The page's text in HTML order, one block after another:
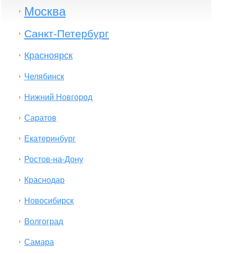
Москва
Санкт-Петербург
Красноярск
Челябинск
Нижний Новгород
Саратов
Екатеринбург
Ростов-на-Дону
Краснодар
Новосибирск
Волгоград
Самара